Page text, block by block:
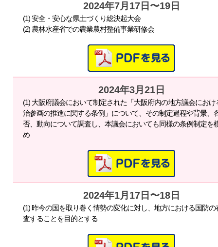
2024年7月17日〜19日
(1) 安全・安心な県土づくり総決起大会
(2) 農林水産省での農業農村整備事業研修会
2024年3月21日
(1) 大阪府議会において制定された「大阪府内の地方議会におけ
治参画の推進に関する条例」について、その制定過程や背景、
否、動向について調査し、本議会においても同様の条例制定を
め
2024年1月17日〜18日
(1) 昨今の国を取り巻く情勢の変化に対し、地方における国防の
査することを目的とする